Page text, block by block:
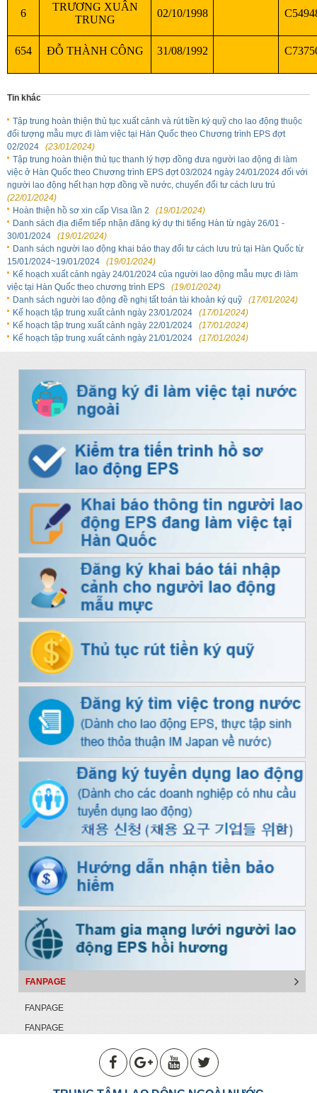
6
TRƯƠNG XUÂN
TRUNG
02/10/1998
654 ĐỖ THÀNH CÔNG 31/08/1992
Tin khác
Tập trung hoàn thiện thủ tục xuất cảnh và rút tiền ký quỹ cho lao động thuộc
đối tượng mẫu mực đi làm việc tại Hàn Quốc theo Chương trình EPS đợt
02/2024
(23/01/2024)
Tập trung hoàn thiện thủ tục thanh lý hợp đồng đưa người lao động đi làm
việc ở Hàn Quốc theo Chương trình EPS đợt 03/2024 ngày 24/01/2024 đối với
người lao động hết hạn hợp đồng về nước, chuyển đổi tư cách lưu trú
(22/01/2024)
Hoàn thiện hồ sơ xin cấp Visa lần 2
(19/01/2024)
Danh sách địa điểm tiếp nhận đăng ký dự thi tiếng Hàn từ ngày 26/01 -
30/01/2024
(19/01/2024)
Danh sách người lao động khai báo thay đổi tư cách lưu trú tại Hàn Quốc từ
15/01/2024~19/01/2024
(19/01/2024)
Kế hoạch xuất cảnh ngày 24/01/2024 của người lao động mẫu mực đi làm
việc tại Hàn Quốc theo chương trình EPS
(19/01/2024)
Danh sách người lao động đề nghị tất toán tài khoản ký quỹ
(17/01/2024)
Kế hoạch tập trung xuất cảnh ngày 23/01/2024
(17/01/2024)
Kế hoạch tập trung xuất cảnh ngày 22/01/2024
(17/01/2024)
Kế hoạch tập trung xuất cảnh ngày 21/01/2024
(17/01/2024)
FANPAGE
FANPAGE
FANPAGE